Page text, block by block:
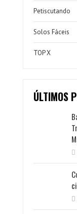
Petiscutando
Solos Fáceis
TOP X
ÚLTIMOS